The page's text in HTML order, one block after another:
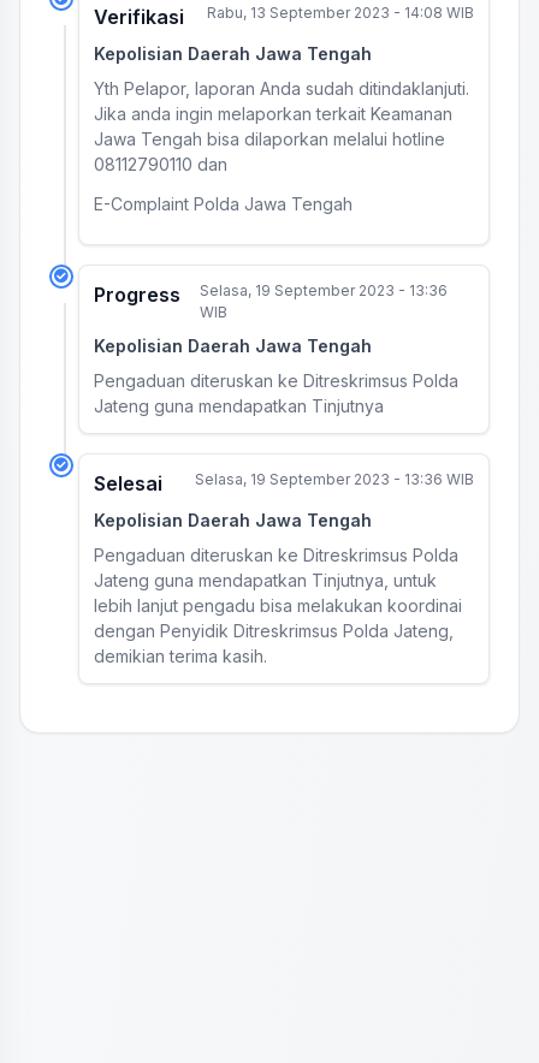
Verifikasi Rabu, 13 September 2023 - 14:08 WIB
Kepolisian Daerah Jawa Tengah
Yth Pelapor, laporan Anda sudah ditindaklanjuti.
Jika anda ingin melaporkan terkait Keamanan
Jawa Tengah bisa dilaporkan melalui hotline
08112790110 dan
E-Complaint Polda Jawa Tengah
Progress
Selasa, 19 September 2023 - 13:36
WIB
Kepolisian Daerah Jawa Tengah
Pengaduan diteruskan ke Ditreskrimsus Polda
Jateng guna mendapatkan Tinjutnya
Selesai Selasa, 19 September 2023 - 13:36 WIB
Kepolisian Daerah Jawa Tengah
Pengaduan diteruskan ke Ditreskrimsus Polda
Jateng guna mendapatkan Tinjutnya, untuk
lebih lanjut pengadu bisa melakukan koordinai
dengan Penyidik Ditreskrimsus Polda Jateng,
demikian terima kasih.